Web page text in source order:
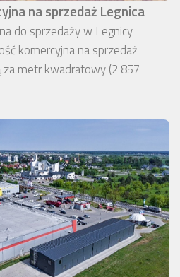
na sprzedaż Legnica
do sprzedaży w Legnicy
komercyjna na sprzedaż
za metr kwadratowy (2 857